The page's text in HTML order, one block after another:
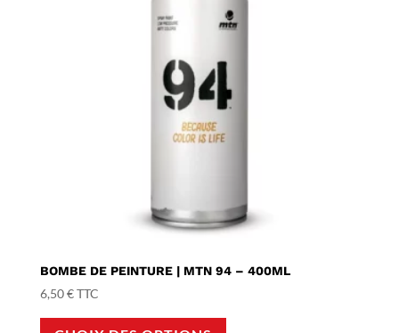
BOMBE DE PEINTURE | MTN 94 – 400ML
6,50€TTC